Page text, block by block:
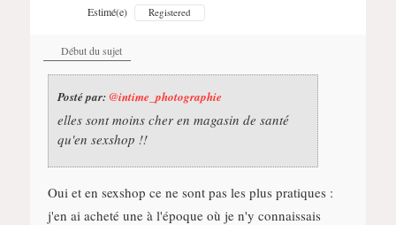
Estimé(e) Registered
Début du sujet
Posté par:@intime_photographie
elles sont moins cher en magasin de santé
qu'en sexshop !!
Oui et en sexshop ce ne sont pas les plus pratiques :
j'en ai acheté une à l'époque où je n'y connaissais